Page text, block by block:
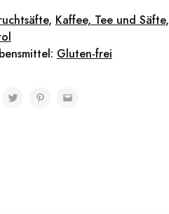
, Kaffee, Tee und Säfte,
Gluten-frei